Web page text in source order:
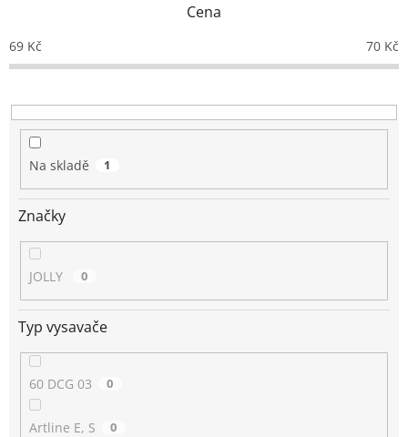
p
r
o
u
Cena
69 Kč 70 Kč
Na skladě 1
Značky
JOLLY 0
Typ vysavače
60 DCG 03 0
Artline E, S 0